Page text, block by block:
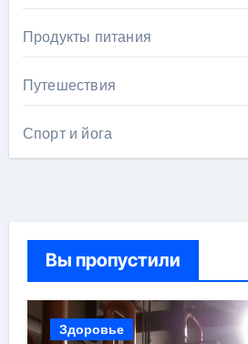
Продукты питания
Путешествия
Спорт и йога
Вы пропустили
Здоровье